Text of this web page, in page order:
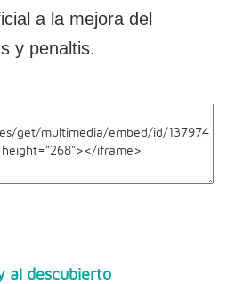
a la mejora del
y penaltis.
al descubierto